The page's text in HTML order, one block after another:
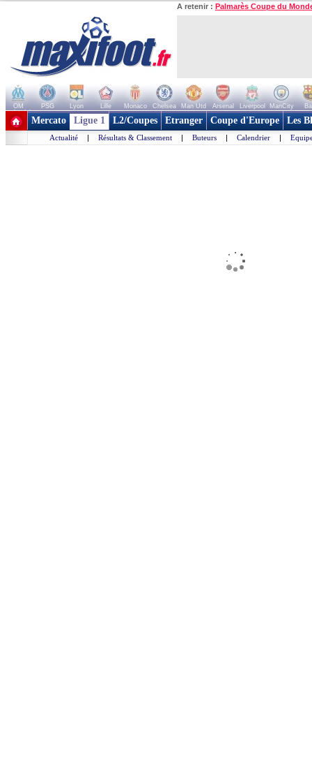
A retenir : Palmarès Coupe du
OM PSG Lyon Lille Monaco Chelsea Man Utd Arsenal Liverpool ManCity
+ de clubs
Mercato Ligue 1 L2/Coupes Etranger Coupe d'Europe Les
Actualité | Résultats & Classement | Buteurs | Calendrier |